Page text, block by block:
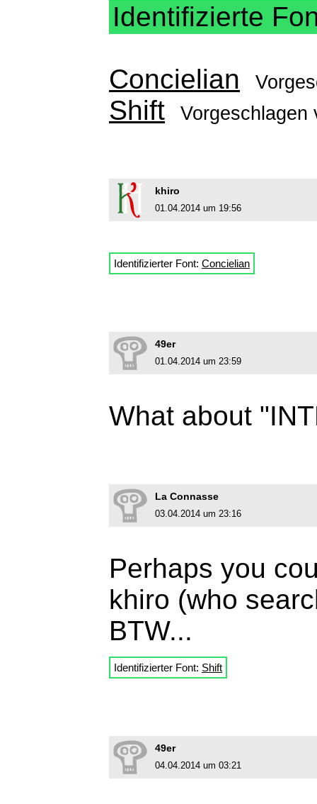
Identifizierte
Concielian
Shift
khiro
01.04.2014 um 19:56
Identifizierter Font: Concielian
49er
01.04.2014 um 23:59
What about
La Connasse
03.04.2014 um 23:16
Perhaps you
khiro (who
BTW...
Identifizierter Font: Shift
49er
04.04.2014 um 03:21